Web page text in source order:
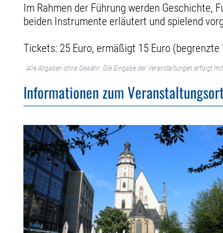
Im Rahmen der Führung werden Geschichte,
beiden Instrumente erläutert und spielend
Tickets: 25 Euro, ermäßigt 15 Euro
Alle Angaben ohne Gewähr. Die Eingabe der Veranstaltungen erfolgt
Informationen zum Veranstaltungsort